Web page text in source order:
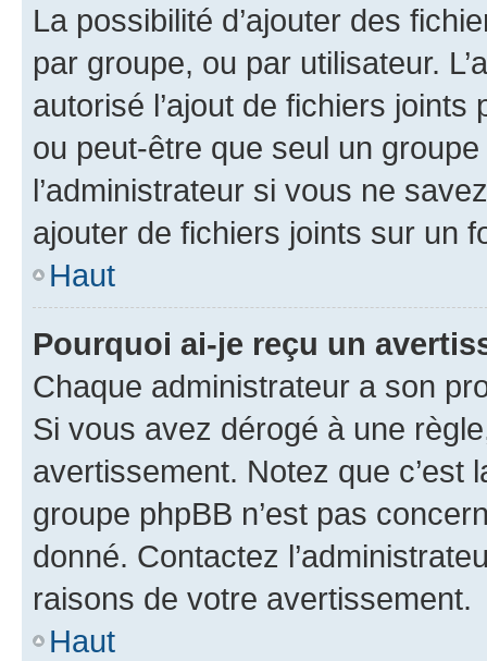
La possibilité d’ajouter des
par groupe, ou par utilisateur.
autorisé l’ajout de fichiers
ou peut-être que seul un
l’administrateur si vous ne
ajouter de fichiers joints sur un
Haut
Pourquoi ai-je reçu un
Chaque administrateur a son
Si vous avez dérogé à une
avertissement. Notez que c’est
groupe phpBB n’est pas
donné. Contactez
raisons de votre avertissement.
Haut